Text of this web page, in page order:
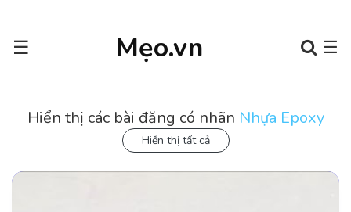
Mẹo.vn
☰ ☰
Hiển thị các bài đăng có nhãn Nhựa Epoxy
Hiển thị tất cả